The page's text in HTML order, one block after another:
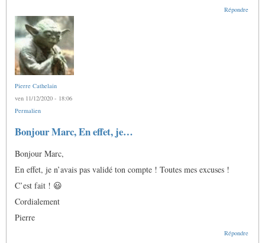
Répondre
Pierre Cathelain
ven 11/12/2020 - 18:06
Permalien
En
réponse
Ô
j'aimerais
me…
par
Anonyme
(non
Bonjour Marc, En effet, je…
Bonjour Marc,
En effet, je n’avais pas validé ton compte ! Toutes mes excuses !
C’est fait ! 😃
Cordialement
Pierre
Répondre